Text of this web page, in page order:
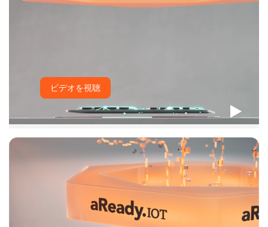
ビデオを視聴